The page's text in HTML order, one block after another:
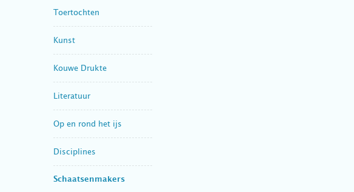
Toertochten
Kunst
Kouwe Drukte
Literatuur
Op en rond het ijs
Disciplines
Schaatsenmakers